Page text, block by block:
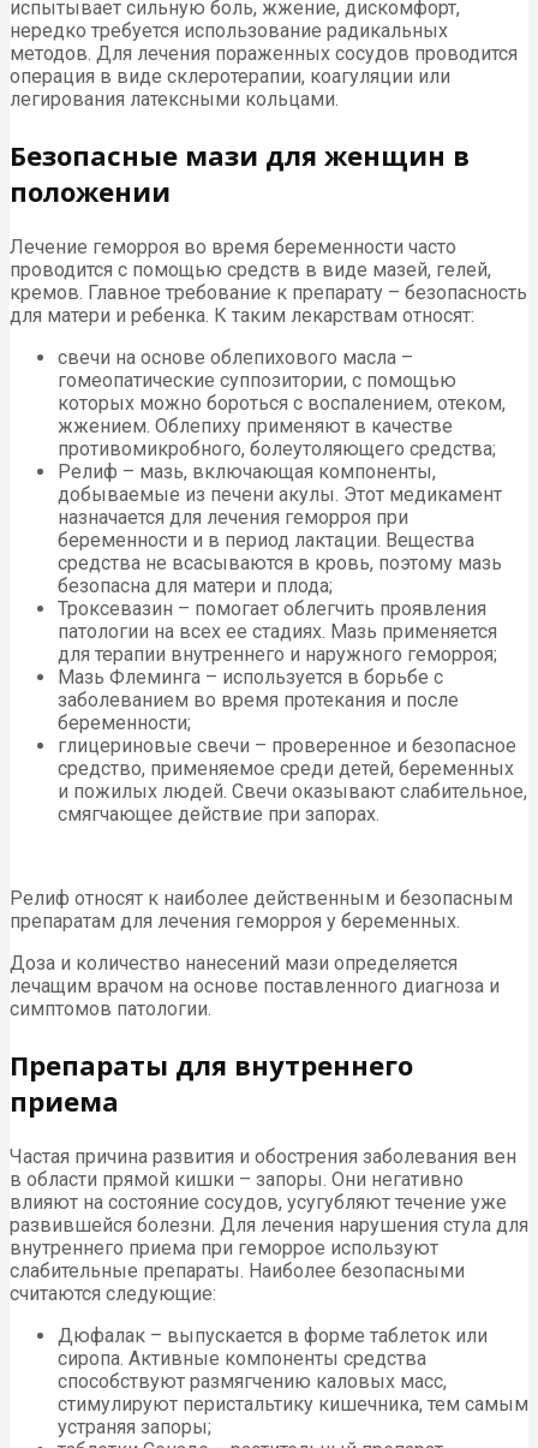
испытывает сильную боль, жжение, дискомфорт,
нередко требуется использование радикальных
методов. Для лечения пораженных сосудов проводится
операция в виде склеротерапии, коагуляции или
легирования латексными кольцами.
Безопасные мази для женщин в
положении
Лечение геморроя во время беременности часто
проводится с помощью средств в виде мазей, гелей,
кремов. Главное требование к препарату – безопасность
для матери и ребенка. К таким лекарствам относят:
свечи на основе облепихового масла –
гомеопатические суппозитории, с помощью
которых можно бороться с воспалением, отеком,
жжением. Облепиху применяют в качестве
противомикробного, болеутоляющего средства;
Релиф – мазь, включающая компоненты,
добываемые из печени акулы. Этот медикамент
назначается для лечения геморроя при
беременности и в период лактации. Вещества
средства не всасываются в кровь, поэтому мазь
безопасна для матери и плода;
Троксевазин – помогает облегчить проявления
патологии на всех ее стадиях. Мазь применяется
для терапии внутреннего и наружного геморроя;
Мазь Флеминга – используется в борьбе с
заболеванием во время протекания и после
беременности;
глицериновые свечи – проверенное и безопасное
средство, применяемое среди детей, беременных
и пожилых людей. Свечи оказывают слабительное,
смягчающее действие при запорах.
Релиф относят к наиболее действенным и безопасным
препаратам для лечения геморроя у беременных.
Доза и количество нанесений мази определяется
лечащим врачом на основе поставленного диагноза и
симптомов патологии.
Препараты для внутреннего
приема
Частая причина развития и обострения заболевания вен
в области прямой кишки – запоры. Они негативно
влияют на состояние сосудов, усугубляют течение уже
развившейся болезни. Для лечения нарушения стула для
внутреннего приема при геморрое используют
слабительные препараты. Наиболее безопасными
считаются следующие:
Дюфалак – выпускается в форме таблеток или
сиропа. Активные компоненты средства
способствуют размягчению каловых масс,
стимулируют перистальтику кишечника, тем самым
устраняя запоры;